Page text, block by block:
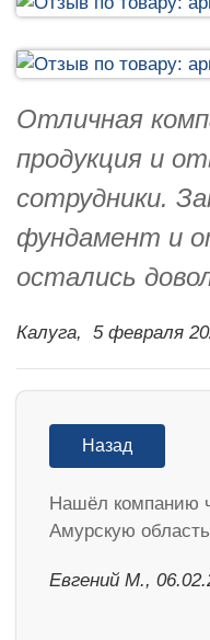
Отличная
продукция и
сотрудники.
фундамент и
остались
Калуга, 5 февраля
Назад
Нашёл компанию
Амурскую
​Евгений М.,